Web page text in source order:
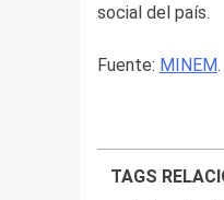
social del país.
Fuente: MINEM.
TAGS